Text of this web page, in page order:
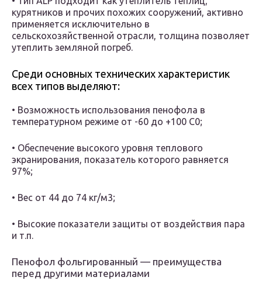
курятников и прочих похожих сооружений, активно
применяется исключительно в
сельскохозяйственной отрасли, толщина позволяет
утеплить земляной погреб.
Среди основных технических характеристик
всех типов выделяют:
• Возможность использования пенофола в
температурном режиме от -60 до +100 С0;
• Обеспечение высокого уровня теплового
экранирования, показатель которого равняется
97%;
• Вес от 44 до 74 кг/м3;
• Высокие показатели защиты от воздействия пара
и т.п.
Пенофол фольгированный — преимущества
перед другими материалами